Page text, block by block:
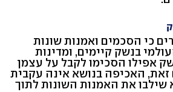
כי הסכמים ואמנות שונות
בנשק קיימים, ומדינות
אפילו הסכימו לקבל על עצמן
האכיפה בנושא אינה עקבית
שילבו את האמנות השונות לתוך